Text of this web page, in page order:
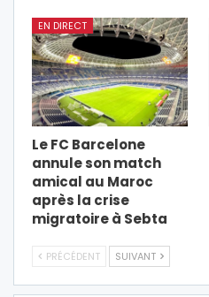
EN DIRECT
Le FC Barcelone
annule son match
amical au Maroc
après la crise
migratoire à Sebta
PRÉCÉDENT SUIVANT